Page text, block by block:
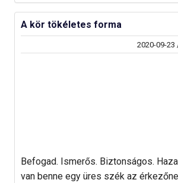
A kör tökéletes forma
2020-09-23
Befogad. Ismerős. Biztonságos.
van benne egy üres szék az